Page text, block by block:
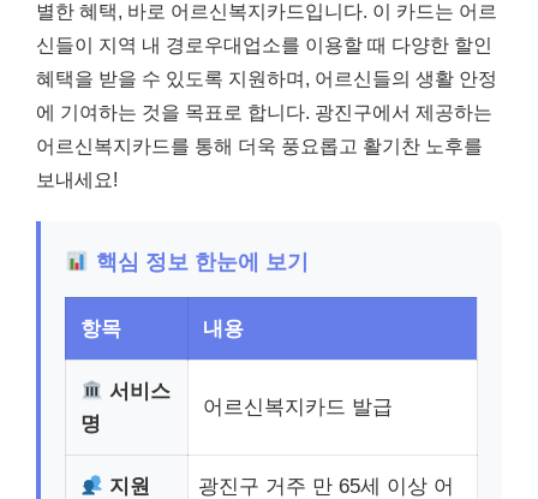
별한 혜택, 바로 어르신복지카드입니다. 이 카드는 어르
신들이 지역 내 경로우대업소를 이용할 때 다양한 할인
혜택을 받을 수 있도록 지원하며, 어르신들의 생활 안정
에 기여하는 것을 목표로 합니다. 광진구에서 제공하는
어르신복지카드를 통해 더욱 풍요롭고 활기찬 노후를
보내세요!
핵심 정보 한눈에 보기
항목 내용
서비스
명
어르신복지카드 발급
지원
광진구 거주 만 65세 이상 어